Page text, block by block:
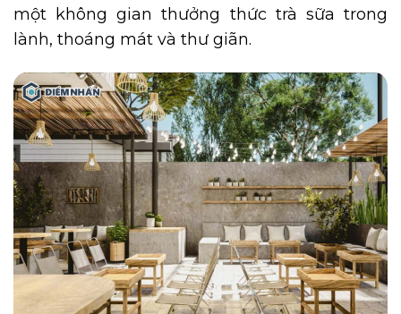
một không gian thưởng thức trà sữa trong
lành, thoáng mát và thư giãn.